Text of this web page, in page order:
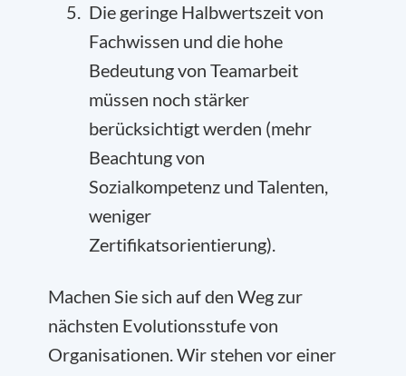
Die geringe Halbwertszeit von
Fachwissen und die hohe
Bedeutung von Teamarbeit
müssen noch stärker
berücksichtigt werden (mehr
Beachtung von
Sozialkompetenz und Talenten,
weniger
Zertifikatsorientierung).
Machen Sie sich auf den Weg zur
nächsten Evolutionsstufe von
Organisationen. Wir stehen vor einer